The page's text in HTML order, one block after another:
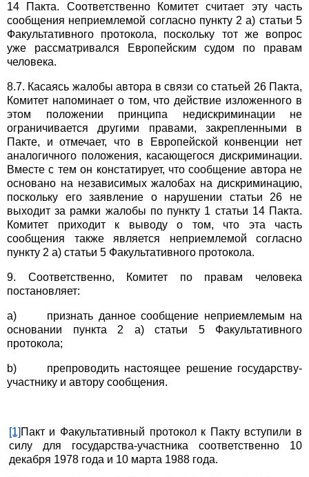
14 Пакта. Соответственно Комитет считает эту часть
сообщения неприемлемой согласно пункту 2 а) статьи 5
Факультативного протокола, поскольку тот же вопрос
уже рассматривался Европейским судом по правам
человека.
8.7. Касаясь жалобы автора в связи со статьей 26 Пакта,
Комитет напоминает о том, что действие изложенного в
этом положении принципа недискриминации не
ограничивается другими правами, закрепленными в
Пакте, и отмечает, что в Европейской конвенции нет
аналогичного положения, касающегося дискриминации.
Вместе с тем он констатирует, что сообщение автора не
основано на независимых жалобах на дискриминацию,
поскольку его заявление о нарушении статьи 26 не
выходит за рамки жалобы по пункту 1 статьи 14 Пакта.
Комитет приходит к выводу о том, что эта часть
сообщения также является неприемлемой согласно
пункту 2 а) статьи 5 Факультативного протокола.
9. Соответственно, Комитет по правам человека
постановляет:
a) признать данное сообщение неприемлемым на
основании пункта 2 а) статьи 5 Факультативного
протокола;
b) препроводить настоящее решение государству-
участнику и автору сообщения.
[1] Пакт и Факультативный протокол к Пакту вступили в
силу для государства-участника соответственно 10
декабря 1978 года и 10 марта 1988 года.